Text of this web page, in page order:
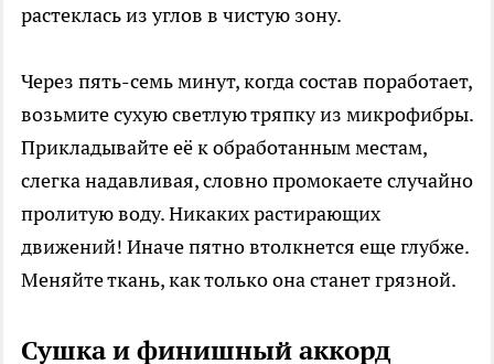
растеклась из углов в чистую зону.
Через пять-семь минут, когда состав поработает,
возьмите сухую светлую тряпку из микрофибры.
Прикладывайте её к обработанным местам,
слегка надавливая, словно промокаете случайно
пролитую воду. Никаких растирающих
движений! Иначе пятно втолкнется еще глубже.
Меняйте ткань, как только она станет грязной.
Сушка и финишный аккорд